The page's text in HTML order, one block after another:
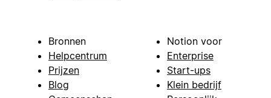
Bronnen
Helpcentrum
Prijzen
Blog
Notion voor
Enterprise
Start-ups
Klein bedrijf